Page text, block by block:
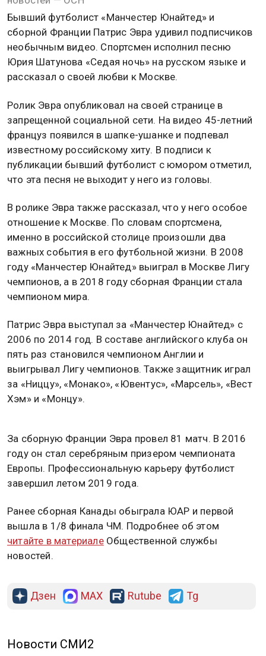
Бывший футболист «Манчестер Юнайтед» и
сборной Франции Патрис Эвра удивил подписчиков
необычным видео. Спортсмен исполнил песню
Юрия Шатунова «Седая ночь» на русском языке и
рассказал о своей любви к Москве.
Ролик Эвра опубликовал на своей странице в
запрещенной социальной сети. На видео 45-летний
француз появился в шапке-ушанке и подпевал
известному российскому хиту. В подписи к
публикации бывший футболист с юмором отметил,
что эта песня не выходит у него из головы.
В ролике Эвра также рассказал, что у него особое
отношение к Москве. По словам спортсмена,
именно в российской столице произошли два
важных события в его футбольной жизни. В 2008
году «Манчестер Юнайтед» выиграл в Москве Лигу
чемпионов, а в 2018 году сборная Франции стала
чемпионом мира.
Патрис Эвра выступал за «Манчестер Юнайтед» с
2006 по 2014 год. В составе английского клуба он
пять раз становился чемпионом Англии и
выигрывал Лигу чемпионов. Также защитник играл
за «Ниццу», «Монако», «Ювентус», «Марсель», «Вест
Хэм» и «Монцу».
За сборную Франции Эвра провел 81 матч. В 2016
году он стал серебряным призером чемпионата
Европы. Профессиональную карьеру футболист
завершил летом 2019 года.
Ранее сборная Канады обыграла ЮАР и первой
вышла в 1/8 финала ЧМ. Подробнее об этом
читайте в материалеОбщественной службы
новостей.
Дзен MAX Rutube Tg
Новости СМИ2